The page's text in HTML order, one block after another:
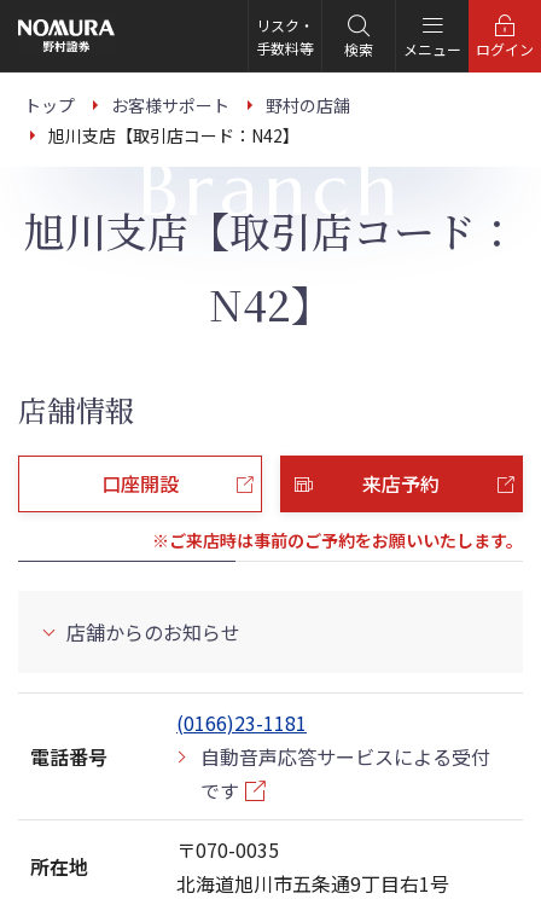
の
ー
リスク・
手数料等
検索 メニュー ログイン
トップ お客様サポート
野村の店舗
旭川支店【取引店コード：N42】
Branch
旭川支店【取引店コード：
N42】
店舗情報
口座開設 来店予約
※ご来店時は事前のご予約をお願いいたします。
店舗からのお知らせ
電話番号
(0166)23-1181
自動音声応答サービスによる受付
です
所在地
〒070-0035
北海道旭川市五条通9丁目右1号